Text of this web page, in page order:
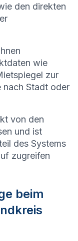
den direkten
wie
zur
Stadt oder
von den
und ist
des Systems
zugreifen
beim